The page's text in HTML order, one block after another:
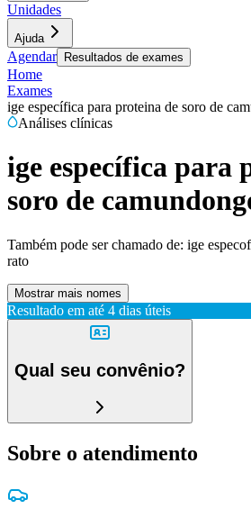
Unidades
Ajuda
Agendar Resultados de exames
Home
Exames
ige específica para proteina de soro de
Análises clínicas
ige específica para
soro de
Também pode ser chamado de: ige
rato
Mostrar mais nomes
Resultado em até 4 dias úteis
Qual seu convênio?
Sobre o atendimento